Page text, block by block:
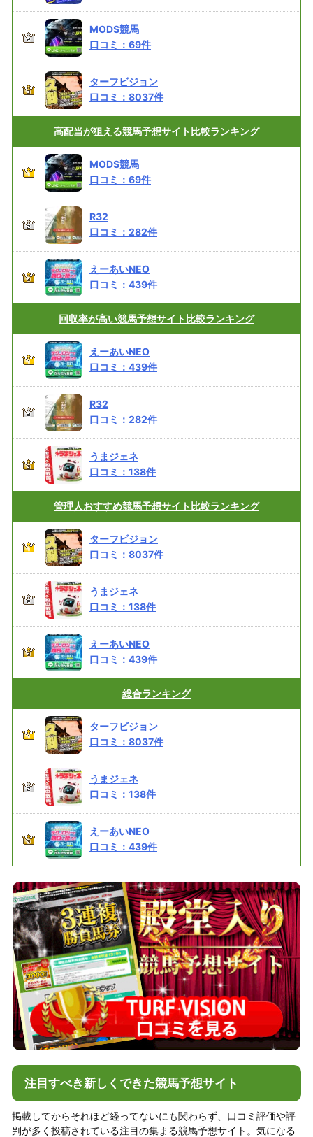
MODS競馬
口コミ： 69件
ターフビジョン
口コミ： 8037件
高配当が狙える競馬予想サイト比較ランキング
MODS競馬
口コミ： 69件
R32
口コミ： 282件
えーあいNEO
口コミ： 439件
回収率が高い競馬予想サイト比較ランキング
えーあいNEO
口コミ： 439件
R32
口コミ： 282件
うまジェネ
口コミ： 138件
管理人おすすめ競馬予想サイト比較ランキング
ターフビジョン
口コミ： 8037件
うまジェネ
口コミ： 138件
えーあいNEO
口コミ： 439件
総合ランキング
ターフビジョン
口コミ： 8037件
うまジェネ
口コミ： 138件
えーあいNEO
口コミ： 439件
注目すべき新しくできた競馬予想サイト
掲載してからそれほど経ってないにも関わらず、口コミ評価や評
判が多く投稿されている注目の集まる競馬予想サイト。気になる